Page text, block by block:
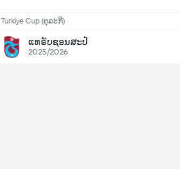
Turkiye Cup (ຕຸລະກີ)
ແທຣັບຊອນສະປໍ
2025/2026